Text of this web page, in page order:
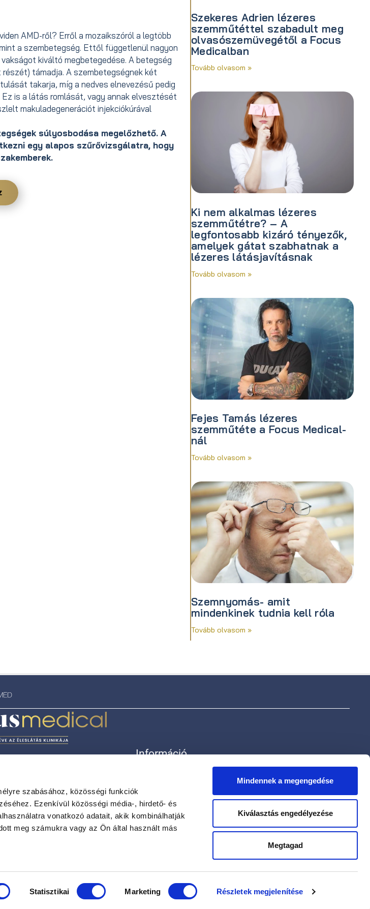
szabásához, közösségi funkciók
Ezenkívül közösségi média-, hirdető- és
vonatkozó adatait, akik kombinálhatják
meg számukra vagy az Ön által használt más
Statisztikai Marketing Részletek megjelenítése
Mindennek a megengedése
Kiválasztás engedélyezése
Megtagad
AMD-ről? Erről a mozaikszóról a legtöbb
a szembetegség. Ettől függetlenül nagyon
kiváltó megbetegedése. A betegség
támadja. A szembetegségnek két
takarja, míg a nedves elnevezésű pedig
is a látás romlását, vagy annak elvesztését
makuladegenerációt injekciókúrával
súlyosbodása megelőzhető. A
egy alapos szűrővizsgálatra, hogy
Szekeres Adrien lézeres
szemműtéttel szabadult meg
olvasószemüvegétől a Focus
Medicalban
Tovább olvasom »
Ki nem alkalmas lézeres
szemműtétre? – A
legfontosabb kizáró tényezők,
amelyek gátat szabhatnak a
lézeres látásjavításnak
Tovább olvasom »
Fejes Tamás lézeres
szemműtéte a Focus Medical-
nál
Tovább olvasom »
Szemnyomás- amit
mindenkinek tudnia kell róla
Tovább olvasom »
65 év)
Információ
Kapcsolat
Adatvédelmi szabályzat
Adatkezelési tájékoztató